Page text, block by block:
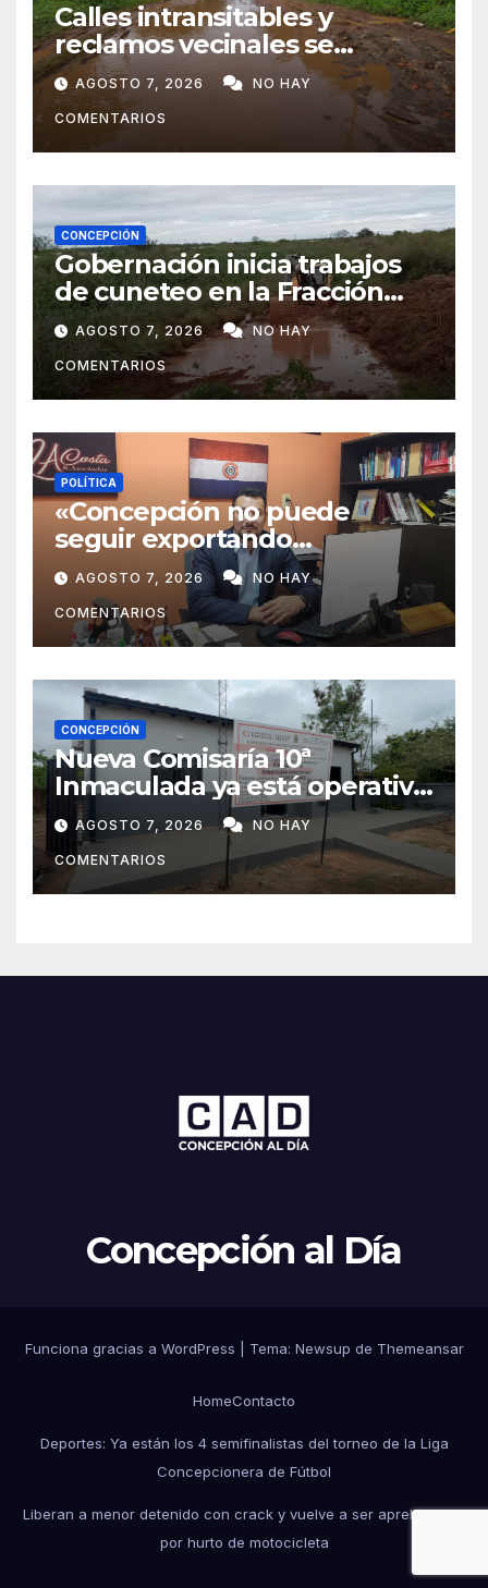
Calles intransitables y
reclamos vecinales se
repiten en barrios de
Concepción
AGOSTO 7, 2026 NO HAY
COMENTARIOS
CONCEPCIÓN
Gobernación inicia trabajos
de cuneteo en la Fracción
José Félix
AGOSTO 7, 2026 NO HAY
COMENTARIOS
POLÍTICA
«Concepción no puede
seguir exportando
juventud»: Lelly Javier Acosta
Silva propone transformar la
ciudad en un polo de
atracción de inversiones
AGOSTO 7, 2026 NO HAY
COMENTARIOS
CONCEPCIÓN
Nueva Comisaría 10ª
Inmaculada ya está operativa
tras mudanza de agentes
policiales
AGOSTO 7, 2026 NO HAY
COMENTARIOS
Concepción al Día
Funciona gracias a WordPress Tema: Newsup de Themeansar
HomeContacto
Deportes: Ya están los 4 semifinalistas del torneo de la Liga
Concepcionera de Fútbol
Liberan a menor detenido con crack y vuelve a ser aprehendido
por hurto de motocicleta